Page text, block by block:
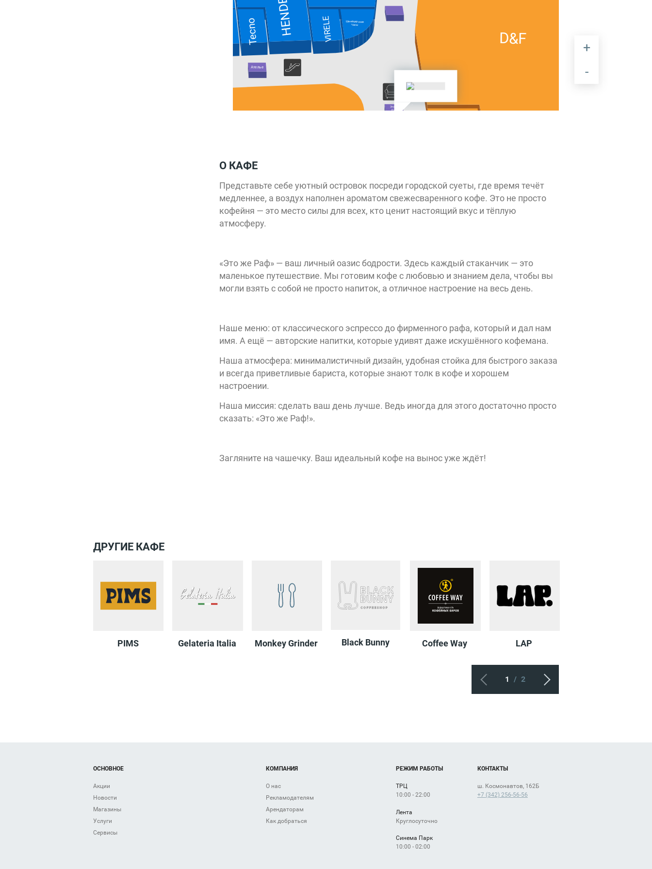
Вход 2
Открыт
D&F
Швейцарские
Часы
VIRELE
Tecno
Это же
Раф
Ателье
шоссе Космона втов
О КАФЕ
Представьте себе уютный островок посреди городской суеты, где время течёт
медленнее, а воздух наполнен ароматом свежесваренного кофе. Это не просто
кофейня — это место силы для всех, кто ценит настоящий вкус и тёплую
атмосферу.
«Это же Раф» — ваш личный оазис бодрости. Здесь каждый стаканчик — это
маленькое путешествие. Мы готовим кофе с любовью и знанием дела, чтобы вы
могли взять с собой не просто напиток, а отличное настроение на весь день.
Наше меню: от классического эспрессо до фирменного рафа, который и дал нам
имя. А ещё — авторские напитки, которые удивят даже искушённого кофемана.
Наша атмосфера: минималистичный дизайн, удобная стойка для быстрого заказа
и всегда приветливые бариста, которые знают толк в кофе и хорошем
настроении.
Наша миссия: сделать ваш день лучше. Ведь иногда для этого достаточно просто
сказать: «Это же Раф!».
Загляните на чашечку. Ваш идеальный кофе на вынос уже ждёт!
ДРУГИЕ КАФЕ
PIMS Gelateria Italia Monkey Grinder Black Bunny Coffee Way LAP
1 / 2
ОСНОВНОЕ
Акции
Новости
Магазины
Услуги
Сервисы
КОМПАНИЯ
О нас
Рекламодателям
Арендаторам
Как добраться
РЕЖИМ РАБОТЫ
ТРЦ
10:00 - 22:00
Лента
Круглосуточно
Синема Парк
10:00 - 02:00
КОНТАКТЫ
ш. Космонавтов, 162Б
+7 (342) 256-56-56